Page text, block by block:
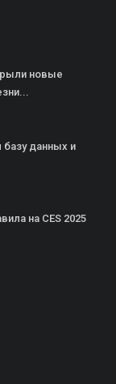
новые
данных и
на CES 2025